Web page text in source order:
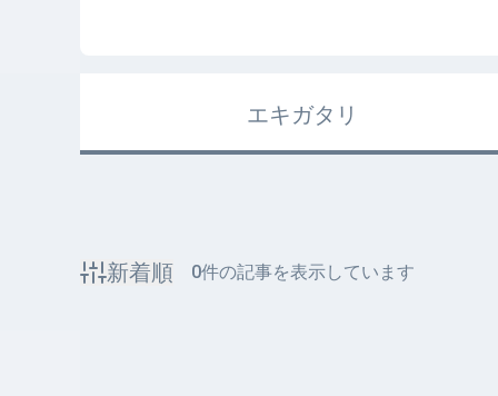
エキガタリ
新着順 0件の記事を表示しています